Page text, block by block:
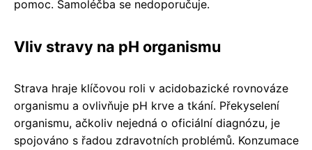
pomoc. Samoléčba se nedoporučuje.
Vliv stravy na pH organismu
Strava hraje klíčovou roli v acidobazické rovnováze
organismu a ovlivňuje pH krve a tkání. Překyselení
organismu, ačkoliv nejedná o oficiální diagnózu, je
spojováno s řadou zdravotních problémů. Konzumace